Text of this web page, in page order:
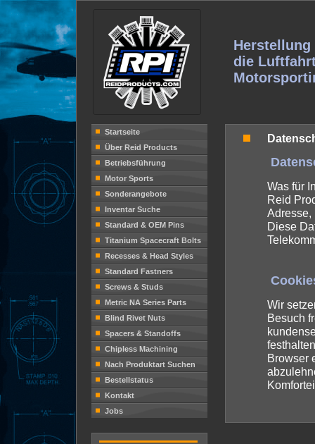
die
Startseite
Über Reid Products
Betriebsführung
Motor Sports
Sonderangebote
Inventar Suche
Standard & OEM Pins
Titanium Spacecraft Bolts
Recesses & Head Styles
Standard Fastners
Screws & Studs
Metric NA Series Parts
Blind Rivet Nuts
Spacers & Standoffs
Chipless Machining
Nach Produktart Suchen
Bestellstatus
Kontakt
Jobs
Was für
Reid
Adresse,
Diese
Wir
Besuch
Browser